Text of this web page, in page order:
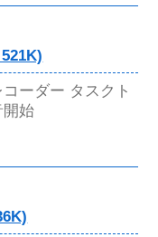
ーダー タスクト
開始